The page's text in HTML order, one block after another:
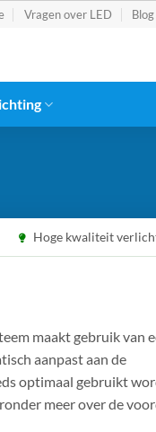
Vragen over LED Blog
Hoge kwaliteit
maakt gebruik van
aanpast aan de
optimaal gebruikt
meer over de